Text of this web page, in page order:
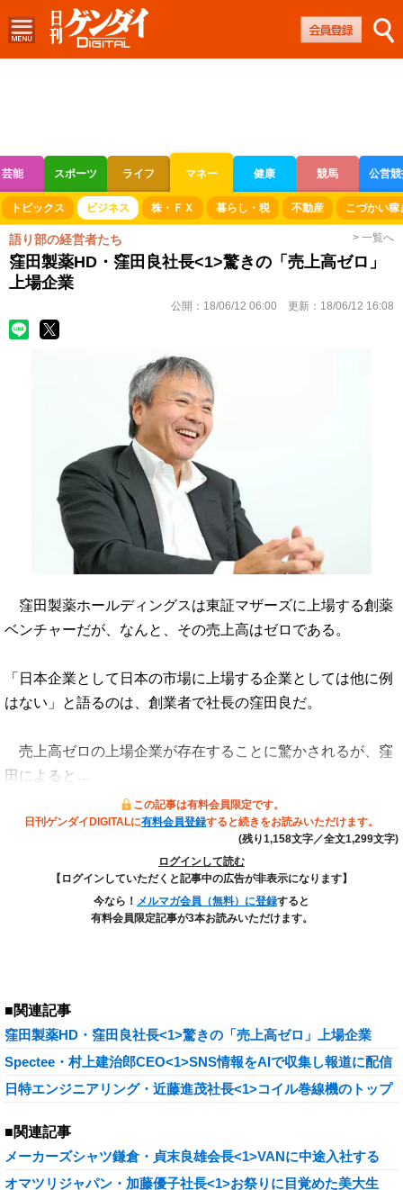
芸能 スポーツ ライフ マネー 健康 競馬 公営
ボートレース 競輪 オートレース
トピックス ビジネス 株・ＦＸ 暮らし・税 不動産 こづかい稼
語り部の経営者たち > 一覧へ
窪田製薬HD・窪田良社長<1>驚きの「売上高ゼロ」
上場企業
公開： 18/06/12 06:00 更新： 18/06/12 16:08
窪田製薬ホールディングスは東証マザーズに上場する創薬
ベンチャーだが、なんと、その売上高はゼロである。
「日本企業として日本の市場に上場する企業としては他に例
はない」と語るのは、創業者で社長の窪田良だ。
売上高ゼロの上場企業が存在することに驚かされるが、窪
田によると…
この記事は有料会員限定です。
日刊ゲンダイDIGITALに有料会員登録すると続きをお読みいただけます。
(残り1,158文字／全文1,299文字)
ログインして読む
【ログインしていただくと記事中の広告が非表示になります】
今なら！ メルマガ会員（無料）に登録すると
有料会員限定記事が3本お読みいただけます。
■関連記事
窪田製薬HD・窪田良社長<1>驚きの「売上高ゼロ」上場企業
Spectee・村上建治郎CEO<1>SNS情報をAIで収集し報道に配信
日特エンジニアリング・近藤進茂社長<1>コイル巻線機のトップ
■関連記事
メーカーズシャツ鎌倉・貞末良雄会長<1>VANに中途入社する
オマツリジャパン・加藤優子社長<1>お祭りに目覚めた美大生